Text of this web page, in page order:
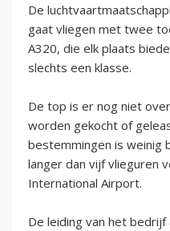
De
gaat vliegen met twee
A320, die elk plaats
slechts een klasse.
De top is er nog niet
worden gekocht of
bestemmingen is weinig
langer dan vijf vlieguren
International Airport.
De leiding van het